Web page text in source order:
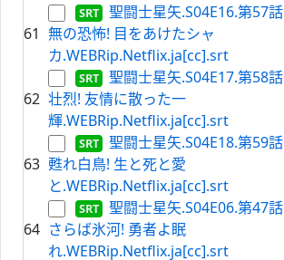
61
聖闘士星矢.S04E16.第57話
無の恐怖! 目をあけたシャ
カ.WEBRip.Netflix.ja[cc].srt
62
聖闘士星矢.S04E17.第58話
壮烈! 友情に散った一
輝.WEBRip.Netflix.ja[cc].srt
63
聖闘士星矢.S04E18.第59話
甦れ白鳥! 生と死と愛
と.WEBRip.Netflix.ja[cc].srt
64
聖闘士星矢.S04E06.第47話
さらば氷河! 勇者よ眠
れ.WEBRip.Netflix.ja[cc].srt